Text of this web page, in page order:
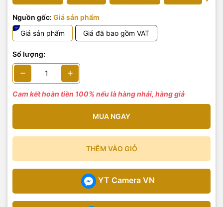
Nguồn gốc: Giá sản phẩm
Giá sản phẩm
Giá đã bao gồm VAT
Số lượng:
Cam kết hoàn tiền 100% nếu là hàng nhái, hàng giả
MUA NGAY
THÊM VÀO GIỎ
YT Camera VN